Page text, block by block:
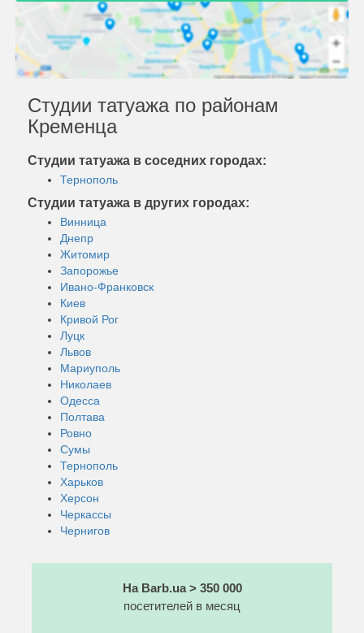
Студии татуажа по районам
Кременца
Студии татуажа в соседних городах:
Тернополь
Студии татуажа в других городах:
Винница
Днепр
Житомир
Запорожье
Ивано-Франковск
Киев
Кривой Рог
Луцк
Львов
Мариуполь
Николаев
Одесса
Полтава
Ровно
Сумы
Тернополь
Харьков
Херсон
Черкассы
Чернигов
На Barb.ua > 350 000
посетителей в месяц